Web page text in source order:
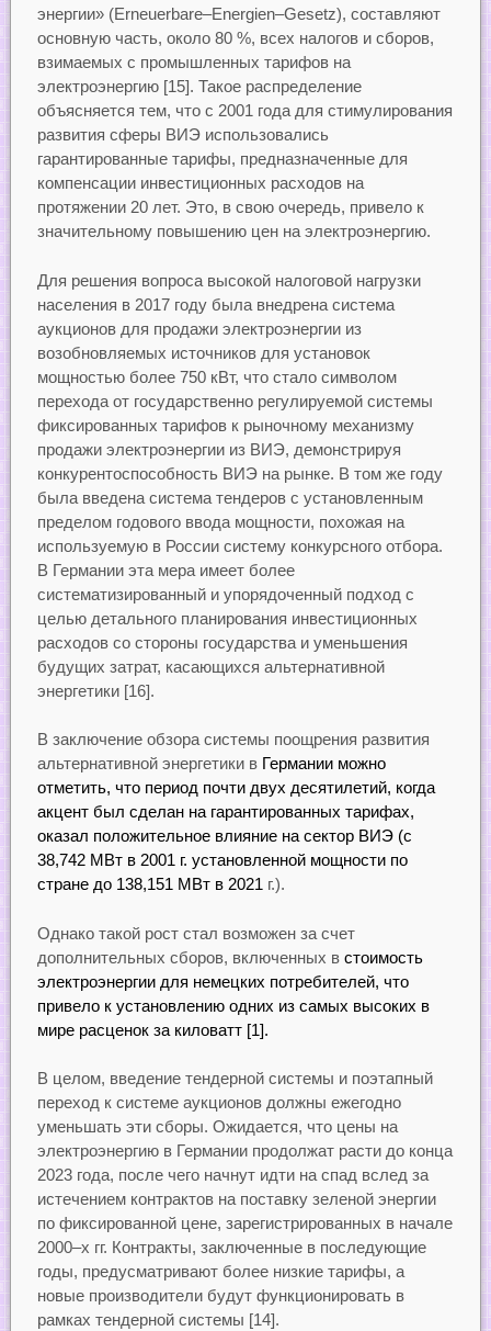
энергии» (Erneuerbare–Energien–Gesetz), составляют
основную часть, около 80 %, всех налогов и сборов,
взимаемых с промышленных тарифов на
электроэнергию [15]. Такое распределение
объясняется тем, что с 2001 года для стимулирования
развития сферы ВИЭ использовались
гарантированные тарифы, предназначенные для
компенсации инвестиционных расходов на
протяжении 20 лет. Это, в свою очередь, привело к
значительному повышению цен на электроэнергию.
Для решения вопроса высокой налоговой нагрузки
населения в 2017 году была внедрена система
аукционов для продажи электроэнергии из
возобновляемых источников для установок
мощностью более 750 кВт, что стало символом
перехода от государственно регулируемой системы
фиксированных тарифов к рыночному механизму
продажи электроэнергии из ВИЭ, демонстрируя
конкурентоспособность ВИЭ на рынке. В том же году
была введена система тендеров с установленным
пределом годового ввода мощности, похожая на
используемую в России систему конкурсного отбора.
В Германии эта мера имеет более
систематизированный и упорядоченный подход с
целью детального планирования инвестиционных
расходов со стороны государства и уменьшения
будущих затрат, касающихся альтернативной
энергетики [16].
В заключение обзора системы поощрения развития
альтернативной энергетики в Германии можно
отметить, что период почти двух десятилетий, когда
акцент был сделан на гарантированных тарифах,
оказал положительное влияние на сектор ВИЭ (с
38,742 МВт в 2001 г. установленной мощности по
стране до 138,151 МВт в 2021 г.).
Однако такой рост стал возможен за счет
дополнительных сборов, включенных в стоимость
электроэнергии для немецких потребителей, что
привело к установлению одних из самых высоких в
мире расценок за киловатт [1].
В целом, введение тендерной системы и поэтапный
переход к системе аукционов должны ежегодно
уменьшать эти сборы. Ожидается, что цены на
электроэнергию в Германии продолжат расти до конца
2023 года, после чего начнут идти на спад вслед за
истечением контрактов на поставку зеленой энергии
по фиксированной цене, зарегистрированных в начале
2000–х гг. Контракты, заключенные в последующие
годы, предусматривают более низкие тарифы, а
новые производители будут функционировать в
рамках тендерной системы [14].